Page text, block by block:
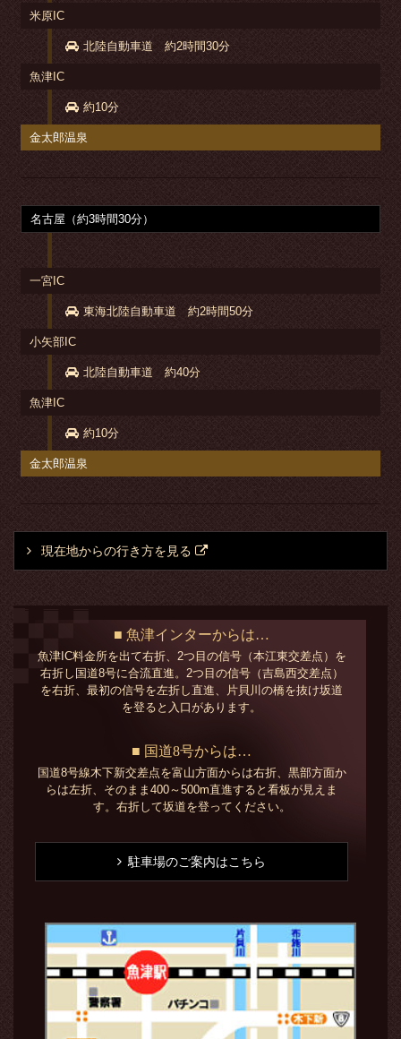
米原IC
北陸自動車道 約2時間30分
魚津IC
約10分
金太郎温泉
名古屋（約3時間30分）
一宮IC
東海北陸自動車道 約2時間50分
小矢部IC
北陸自動車道 約40分
魚津IC
約10分
金太郎温泉
現在地からの行き方を見る
■ 魚津インターからは…
魚津IC料金所を出て右折、2つ目の信号（本江東交差点）を
右折し国道8号に合流直進。2つ目の信号（吉島西交差点）
を右折、最初の信号を左折し直進、片貝川の橋を抜け坂道
を登ると入口があります。
■ 国道8号からは…
国道8号線木下新交差点を富山方面からは右折、黒部方面か
らは左折、そのまま400～500m直進すると看板が見えま
す。右折して坂道を登ってください。
駐車場のご案内はこちら